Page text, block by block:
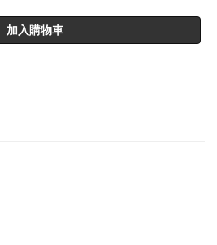
加入購物車